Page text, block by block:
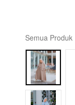
Semua Produk